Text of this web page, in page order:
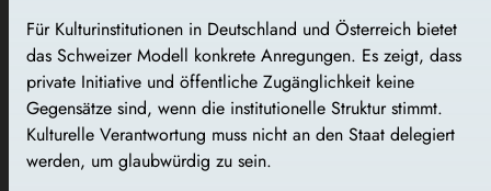
Für Kulturinstitutionen in Deutschland und Österreich bietet
das Schweizer Modell konkrete Anregungen. Es zeigt, dass
private Initiative und öffentliche Zugänglichkeit keine
Gegensätze sind, wenn die institutionelle Struktur stimmt.
Kulturelle Verantwortung muss nicht an den Staat delegiert
werden, um glaubwürdig zu sein.